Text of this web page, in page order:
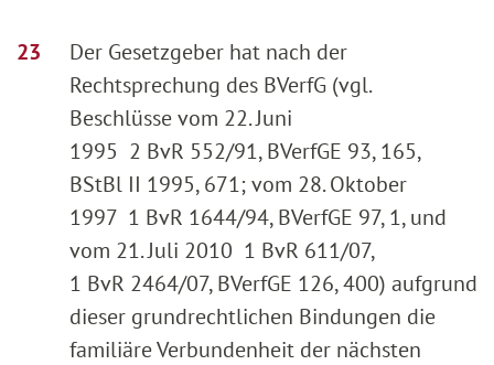
Der Gesetzgeber hat nach der
Rechtsprechung des BVerfG (vgl.
Beschlüsse vom 22. Juni
1995 2 BvR 552/91, BVerfGE 93, 165,
BStBl II 1995, 671; vom 28. Oktober
1997 1 BvR 1644/94, BVerfGE 97, 1, und
vom 21. Juli 2010 1 BvR 611/07,
1 BvR 2464/07, BVerfGE 126, 400) aufgrund
dieser grundrechtlichen Bindungen die
familiäre Verbundenheit der nächsten